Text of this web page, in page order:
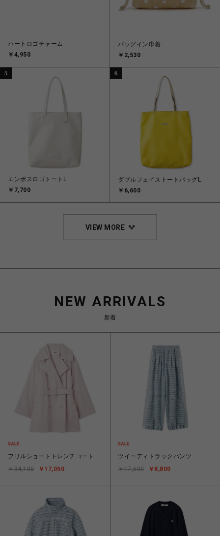
ハートロゴチャーム
￥4,950
バッグイン巾着
￥2,530
5
エンボスロゴトートL
￥7,700
6
ダブルフェイストートバッグL
￥6,600
VIEW MORE
NEW ARRIVALS
新着
フリルショートトレンチコート
￥17,050
￥34,100
ツイーディトラックパンツ
￥8,800
￥17,600